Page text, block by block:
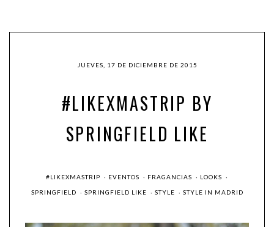
JUEVES, 17 DE DICIEMBRE DE 2015
#LIKEXMASTRIP BY
SPRINGFIELD LIKE
#LIKEXMASTRIP · EVENTOS · FRAGANCIAS · LOOKS ·
SPRINGFIELD · SPRINGFIELD LIKE · STYLE · STYLE IN MADRID